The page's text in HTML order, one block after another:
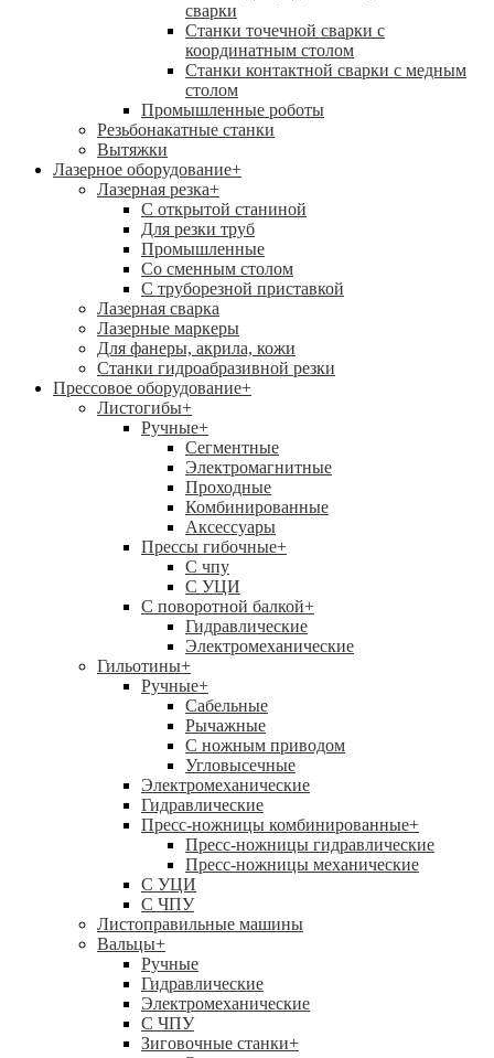
сварки
Станки точечной сварки с
координатным столом
Станки контактной сварки с медным
столом
Промышленные роботы
Резьбонакатные станки
Вытяжки
Лазерное оборудование+
Лазерная резка+
С открытой станиной
Для резки труб
Промышленные
Со сменным столом
С труборезной приставкой
Лазерная сварка
Лазерные маркеры
Для фанеры, акрила, кожи
Станки гидроабразивной резки
Прессовое оборудование+
Листогибы+
Ручные+
Сегментные
Электромагнитные
Проходные
Комбинированные
Аксессуары
Прессы гибочные+
C чпу
С УЦИ
С поворотной балкой+
Гидравлические
Электромеханические
Гильотины+
Ручные+
Сабельные
Рычажные
С ножным приводом
Угловысечные
Электромеханические
Гидравлические
Пресс-ножницы комбинированные+
Пресс-ножницы гидравлические
Пресс-ножницы механические
С УЦИ
С ЧПУ
Листоправильные машины
Вальцы+
Ручные
Гидравлические
Электромеханические
С ЧПУ
Зиговочные станки+